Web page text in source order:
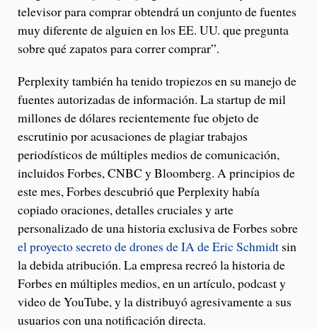
televisor para comprar obtendrá un conjunto de fuentes
muy diferente de alguien en los EE. UU. que pregunta
sobre qué zapatos para correr comprar”.
Perplexity también ha tenido tropiezos en su manejo de
fuentes autorizadas de información. La startup de mil
millones de dólares recientemente fue objeto de
escrutinio por acusaciones de plagiar trabajos
periodísticos de múltiples medios de comunicación,
incluidos Forbes, CNBC y Bloomberg. A principios de
este mes, Forbes descubrió que Perplexity había
copiado oraciones, detalles cruciales y arte
personalizado de una historia exclusiva de Forbes sobre
el proyecto secreto de drones de IA de Eric Schmidt sin
la debida atribución. La empresa recreó la historia de
Forbes en múltiples medios, en un artículo, podcast y
video de YouTube, y la distribuyó agresivamente a sus
usuarios con una notificación directa.